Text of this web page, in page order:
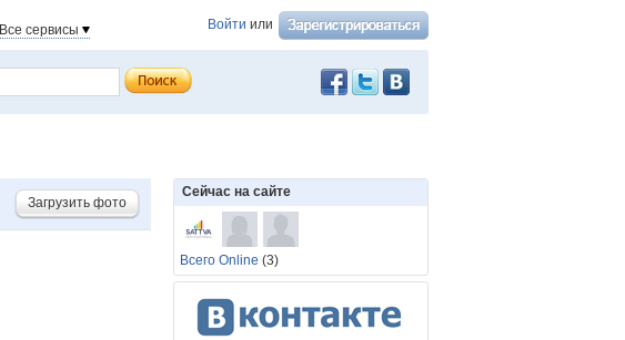
Войти или
Все сервисы
Загрузить фото
Сейчас на сайте
Всего Online (3)